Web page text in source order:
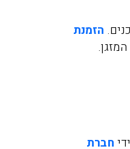
הזמנת
חברת